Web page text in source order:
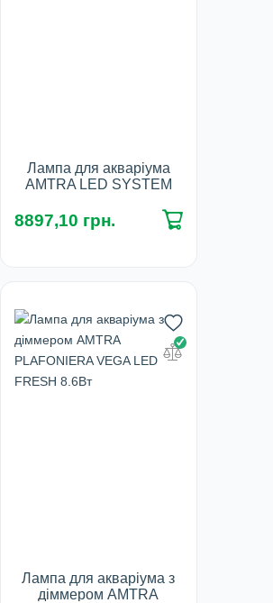
Лампа для акваріума
AMTRA LED SYSTEM
У наявності
8897,10 грн.
Лампа для акваріума з
діммером AMTRA